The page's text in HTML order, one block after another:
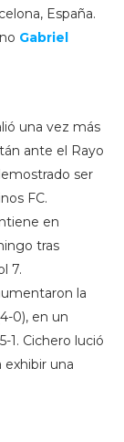
España.
Gabriel
una vez más
ante el Rayo
ser
FC.
en
tras
7.
la
0), en un
1. Cichero lució
exhibir una